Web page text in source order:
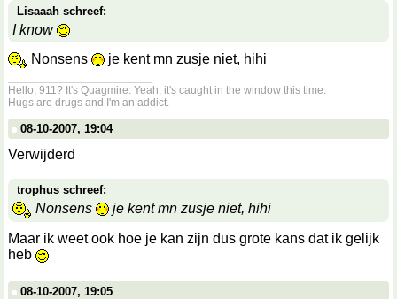
Lisaaah schreef:
I know
Nonsens
je kent mn zusje niet, hihi
Hello, 911? It's Quagmire. Yeah, it's caught in the window this time.
Hugs are drugs and I'm an addict.
08-10-2007, 19:04
Verwijderd
trophus schreef:
Nonsens je kent mn zusje niet, hihi
Maar ik weet ook hoe je kan zijn dus grote kans dat ik gelijk
heb
08-10-2007, 19:05